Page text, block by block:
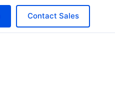
Contact Sales